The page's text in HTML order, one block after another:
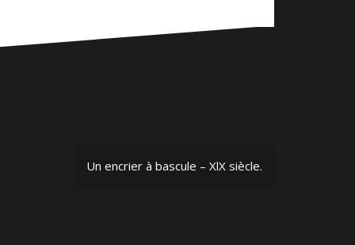
Un encrier à bascule – XlX siècle.